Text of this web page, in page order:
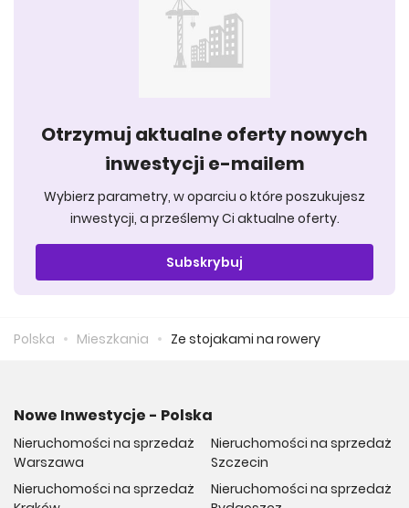
Otrzymuj aktualne oferty nowych
inwestycji e-mailem
Wybierz parametry, w oparciu o które poszukujesz
inwestycji, a prześlemy Ci aktualne oferty.
Subskrybuj
Polska Mieszkania Ze stojakami na rowery
Nowe Inwestycje - Polska
Nieruchomości na sprzedaż
Warszawa
Nieruchomości na sprzedaż
Nieruchomości na sprzedaż
Szczecin
Nieruchomości na sprzedaż